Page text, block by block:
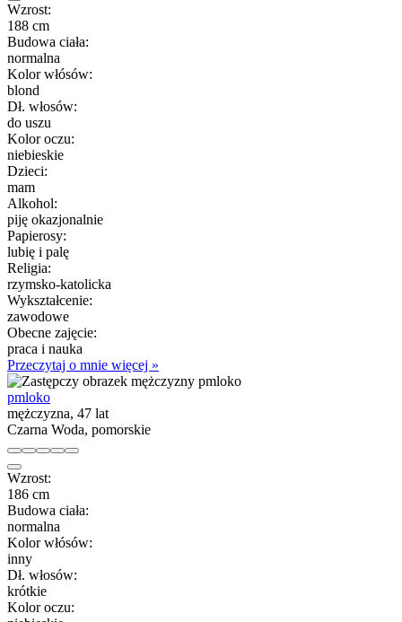
Wzrost:
188 cm
Budowa ciała:
normalna
Kolor włósów:
blond
Dł. włosów:
do uszu
Kolor oczu:
niebieskie
Dzieci:
mam
Alkohol:
piję okazjonalnie
Papierosy:
lubię i palę
Religia:
rzymsko-katolicka
Wykształcenie:
zawodowe
Obecne zajęcie:
praca i nauka
Przeczytaj o mnie więcej »
pmloko
mężczyzna, 47 lat
Czarna Woda, pomorskie
Wzrost:
186 cm
Budowa ciała:
normalna
Kolor włósów:
inny
Dł. włosów:
krótkie
Kolor oczu: